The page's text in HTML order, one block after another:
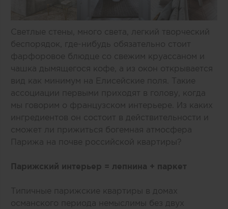
Светлые стены, много света, легкий творческий
беспорядок, где-нибудь обязательно стоит
фарфоровое блюдце со свежим круассаном и
чашка дымящегося кофе, а из окон открывается
вид как минимум на Елисейские поля. Такие
ассоциации первыми приходят в голову, когда
мы говорим о французском интерьере. Из каких
ингредиентов он состоит в действительности и
сможет ли прижиться богемная атмосфера
Парижа на почве российской квартиры?
Парижский интерьер = лепнина + паркет
Типичные парижские квартиры в домах
османского периода немыслимы без двух